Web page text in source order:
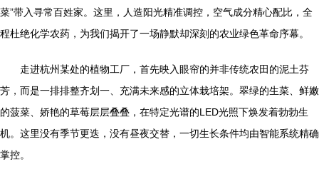
菜”带入寻常百姓家。这里，人造阳光精准调控，空气成分精心配比，全
程杜绝化学农药，为我们揭开了一场静默却深刻的农业绿色革命序幕。
走进杭州某处的植物工厂，首先映入眼帘的并非传统农田的泥土芬
芳，而是一排排整齐划一、充满未来感的立体栽培架。翠绿的生菜、鲜嫩
的菠菜、娇艳的草莓层层叠叠，在特定光谱的LED光照下焕发着勃勃生
机。这里没有季节更迭，没有昼夜交替，一切生长条件均由智能系统精确
掌控。